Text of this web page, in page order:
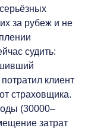
за рубеж и не
судить:
клиент
страховщика.
(30000–
затрат